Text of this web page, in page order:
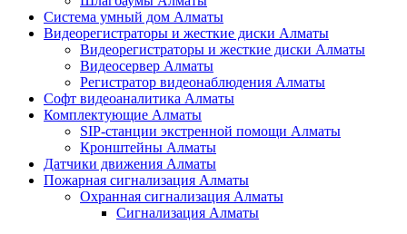
Система умный дом Алматы
Видеорегистраторы и жесткие диски Алматы
Видеорегистраторы и жесткие диски Алматы
Видеосервер Алматы
Регистратор видеонаблюдения Алматы
Софт видеоаналитика Алматы
Комплектующие Алматы
SIP-станции экстренной помощи Алматы
Кронштейны Алматы
Датчики движения Алматы
Пожарная сигнализация Алматы
Охранная сигнализация Алматы
Сигнализация Алматы